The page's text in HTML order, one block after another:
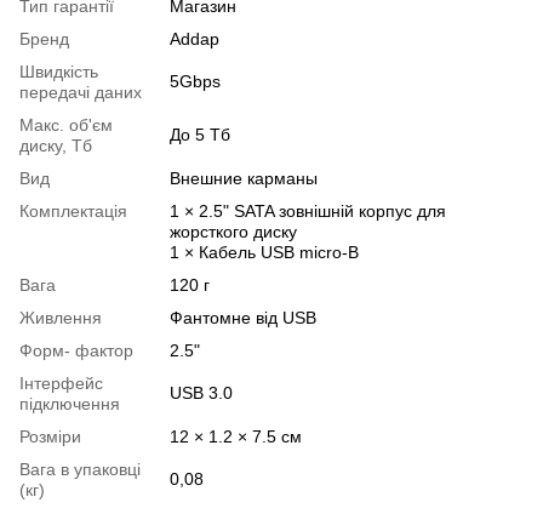
Тип гарантії
Магазин
Бренд
Addap
Швидкість
передачі даних
5Gbps
Макс. об'єм
диску, Тб
До 5 Тб
Вид
Внешние карманы
Комплектація
1 × 2.5" SATA зовнішній корпус для
жорсткого диску
1 × Кабель USB micro-B
Вага
120 г
Живлення
Фантомне від USB
Форм- фактор
2.5"
Інтерфейс
підключення
USB 3.0
Розміри
12 × 1.2 × 7.5 см
Вага в упаковці
(кг)
0,08